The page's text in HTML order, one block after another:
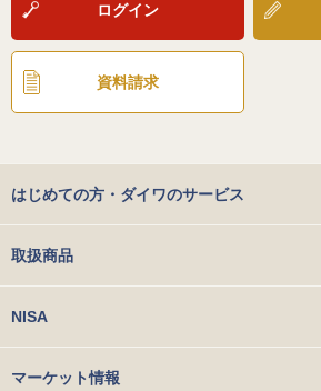
ログイン
資料請求
はじめての方・ダイワのサービス
取扱商品
NISA
マーケット情報